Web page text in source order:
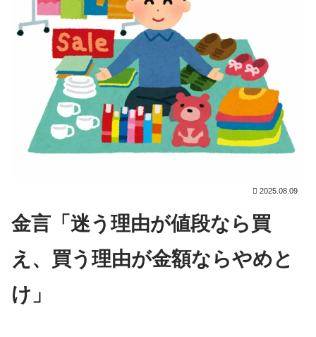
2025.08.09
金言「迷う理由が値段なら買
え、買う理由が金額ならやめと
け」